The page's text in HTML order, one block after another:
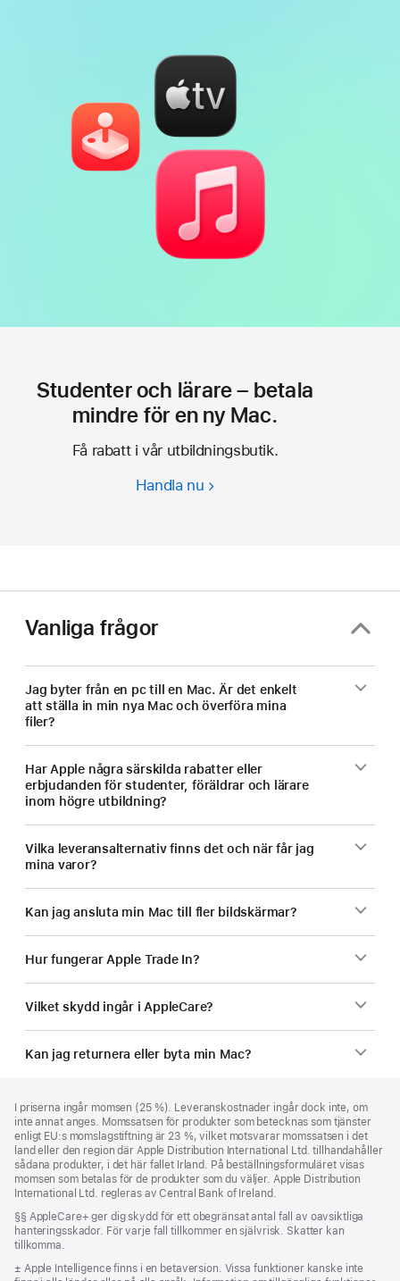
Studenter och lärare – betala
mindre för en ny Mac.
Få rabatt i vår utbildningsbutik.
Handla nu Studenter
mindre
ny
Mac.
Vanliga frågor
Jag byter från en pc till en Mac. Är det enkelt
att ställa in min nya Mac och överföra mina
filer?
Har Apple några särskilda rabatter eller
erbjudanden för studenter, föräldrar och lärare
inom högre utbildning?
Vilka leveransalternativ finns det och när får jag
mina varor?
Kan jag ansluta min Mac till fler bildskärmar?
Hur fungerar Apple Trade In?
Vilket skydd ingår i AppleCare?
Kan jag returnera eller byta min Mac?
I priserna ingår momsen (25 %). Leveranskostnader ingår dock inte, om
inte annat anges. Momssatsen för produkter som betecknas som tjänster
enligt EU:s momslagstiftning är 23 %, vilket motsvarar momssatsen i det
land eller den region där Apple Distribution International Ltd. tillhandahåller
sådana produkter, i det här fallet Irland. På beställningsformuläret visas
momsen som betalas för de produkter som du väljer. Apple Distribution
International Ltd. regleras av Central Bank of Ireland.
Fotnot
§§ AppleCare+ ger dig skydd för ett obegränsat antal fall av oavsiktliga
hanteringsskador. För varje fall tillkommer en självrisk. Skatter kan
tillkomma.
Fotnot
± Apple Intelligence finns i en betaversion. Vissa funktioner kanske inte